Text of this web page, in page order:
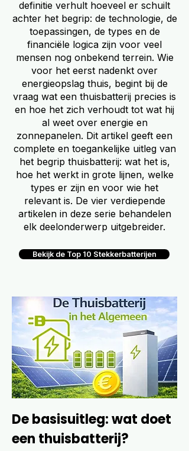
definitie verhult hoeveel er schuilt
achter het begrip: de technologie, de
toepassingen, de types en de
financiële logica zijn voor veel
mensen nog onbekend terrein. Wie
voor het eerst nadenkt over
energieopslag thuis, begint bij de
vraag wat een thuisbatterij precies is
en hoe het zich verhoudt tot wat hij
al weet over energie en
zonnepanelen. Dit artikel geeft een
complete en toegankelijke uitleg van
het begrip thuisbatterij: wat het is,
hoe het werkt in grote lijnen, welke
types er zijn en voor wie het
relevant is. De vier verdiepende
artikelen in deze serie behandelen
elk deelonderwerp uitgebreider.
Bekijk de Top 10 Stekkerbatterijen
De basisuitleg: wat doet
een thuisbatterij?